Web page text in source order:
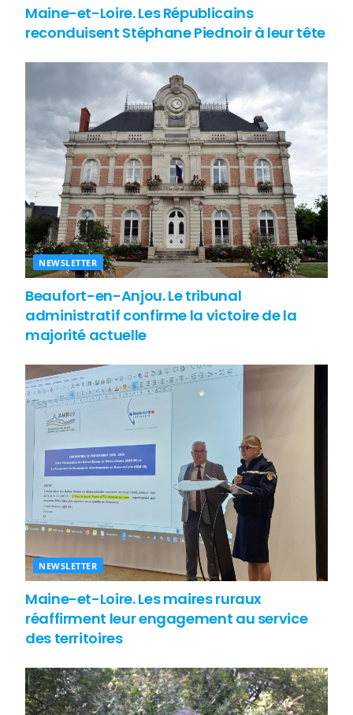
Maine-et-Loire. Les Républicains
reconduisent Stéphane Piednoir à leur tête
NEWSLETTER
Beaufort-en-Anjou. Le tribunal
administratif confirme la victoire de la
majorité actuelle
NEWSLETTER
Maine-et-Loire. Les maires ruraux
réaffirment leur engagement au service
des territoires